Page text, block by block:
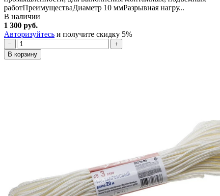
работПреимуществаДиаметр 10 ммРазрывная нагру...
В наличии
1 300 руб.
Авторизуйтесь и получите скидку 5%
−
+
В корзину